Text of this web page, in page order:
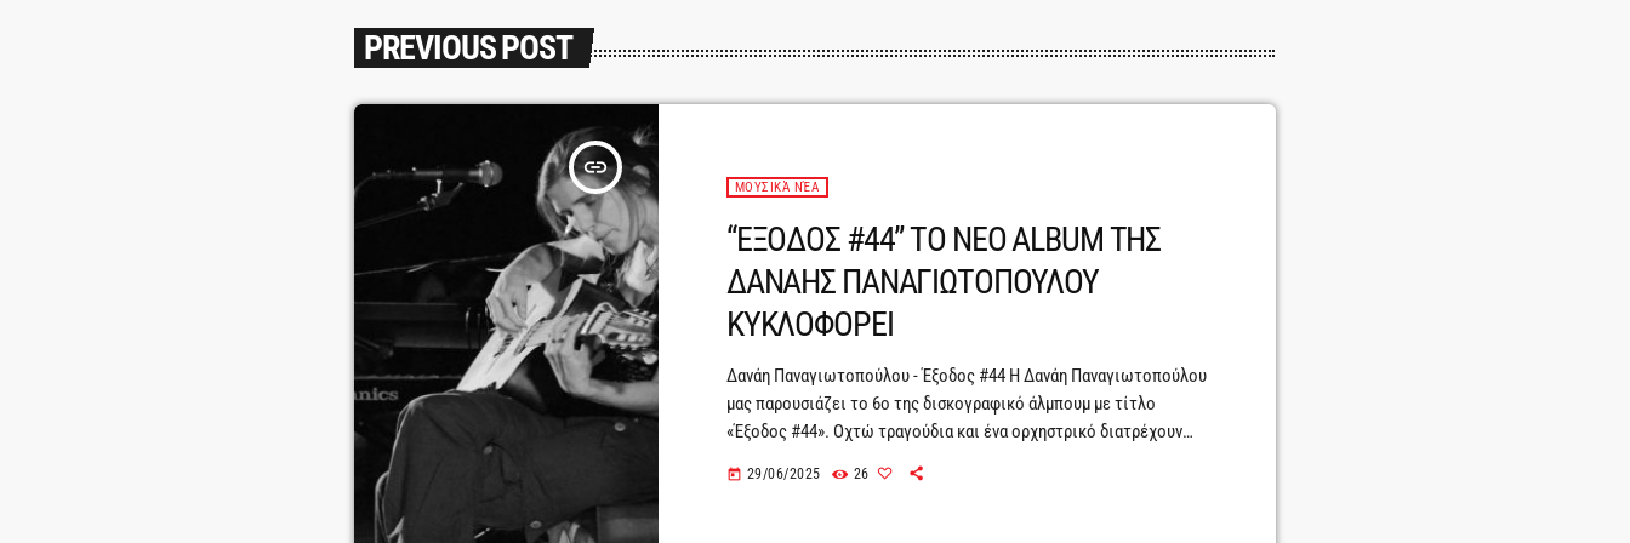
PREVIOUS POST
insert_link
ΜΟΥΣΙΚΆ ΝΈΑ
“ΕΞΟΔΟΣ #44” ΤΟ ΝΕΟ ALBUM ΤΗΣ
ΔΑΝΑΗΣ ΠΑΝΑΓΙΩΤΟΠΟΥΛΟΥ
ΚΥΚΛΟΦΟΡΕΙ
Δανάη Παναγιωτοπούλου - Έξοδος #44 Η Δανάη Παναγιωτοπούλου
μας παρουσιάζει το 6ο της δισκογραφικό άλμπουμ με τίτλο
«Έξοδος #44». Οχτώ τραγούδια και ένα ορχηστρικό διατρέχουν
απροετοίμαστους. Με αναφορές άλλοτε κλασικές και άλλοτε
today 29/06/2025 26